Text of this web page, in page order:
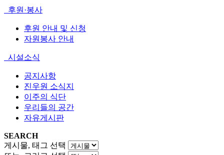
후원·봉사
후원 안내 및 신청
자원봉사 안내
시설소식
공지사항
진우원 소식지
이주의 식단
우리들의 공간
자유게시판
SEARCH
게시물, 태그 선택